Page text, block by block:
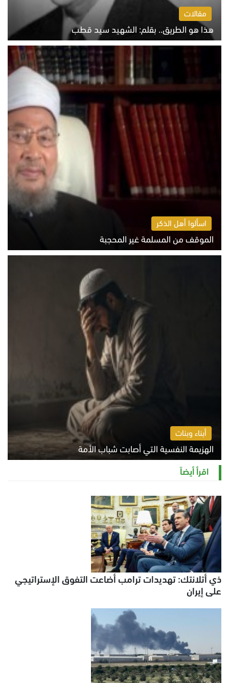
مقالات
هذا هو الطريق.. بقلم: الشهيد سيد قطب
الخميس 6 أغسطس 2026 10:52 ص
اسألوا أهل الذكر
الموقف من المسلمة غير المحجبة
الخميس 6 أغسطس 2026 10:45 ص
أبناء وبنات
الهزيمة النفسية التي أصابت شباب الأمة
الخميس 6 أغسطس 2026 11:12 ص
اقرأ أيضاً
ذي أتلانتك: تهديدات ترامب أضاعت التفوق الإستراتيجي
على إيران